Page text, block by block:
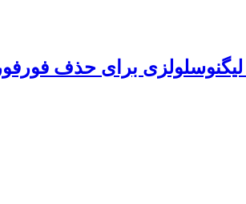
لیگنوسلولزی برای حذف